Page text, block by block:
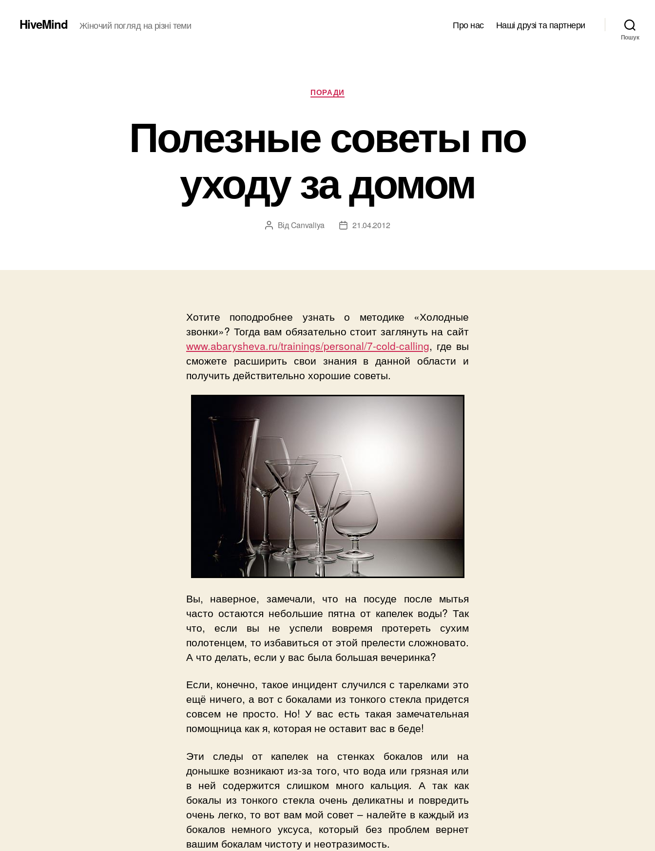
HiveMind Жіночий погляд на різні теми Про нас Наші друзі та партнери
Пошук
Категорії
ПОРАДИ
Полезные советы по
уходу за домом
Автор
Від Canvaliya
Дата21.04.2012
Хотите поподробнее узнать о методике «Холодные
звонки»? Тогда вам обязательно стоит заглянуть на сайт
www.abarysheva.ru/trainings/personal/7-cold-calling, где вы
сможете расширить свои знания в данной области и
получить действительно хорошие советы.
Вы, наверное, замечали, что на посуде после мытья
часто остаются небольшие пятна от капелек воды? Так
что, если вы не успели вовремя протереть сухим
полотенцем, то избавиться от этой прелести сложновато.
А что делать, если у вас была большая вечеринка?
Если, конечно, такое инцидент случился с тарелками это
ещё ничего, а вот с бокалами из тонкого стекла придется
совсем не просто. Но! У вас есть такая замечательная
помощница как я, которая не оставит вас в беде!
Эти следы от капелек на стенках бокалов или на
донышке возникают из-за того, что вода или грязная или
в ней содержится слишком много кальция. А так как
бокалы из тонкого стекла очень деликатны и повредить
очень легко, то вот вам мой совет – налейте в каждый из
бокалов немного уксуса, который без проблем вернет
вашим бокалам чистоту и неотразимость.